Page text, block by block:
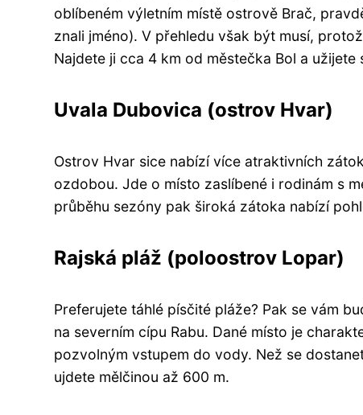
oblíbeném výletním místě ostrově Brač,
znali jméno). V přehledu však být musí,
Najdete ji cca 4 km od městečka Bol a užijete
Uvala Dubovica (ostrov Hvar)
Ostrov Hvar sice nabízí více atraktivních
ozdobou. Jde o místo zaslíbené i rodinám s
průběhu sezóny pak široká zátoka nabízí
Rajská pláž (poloostrov Lopar)
Preferujete táhlé písčité pláže? Pak se vám
na severním cípu Rabu. Dané místo je
pozvolným vstupem do vody. Než se
ujdete mělčinou až 600 m.